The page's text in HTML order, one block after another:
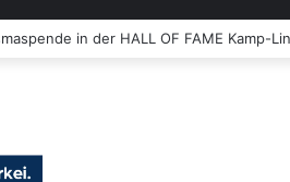
in der HALL OF FAME Kamp-